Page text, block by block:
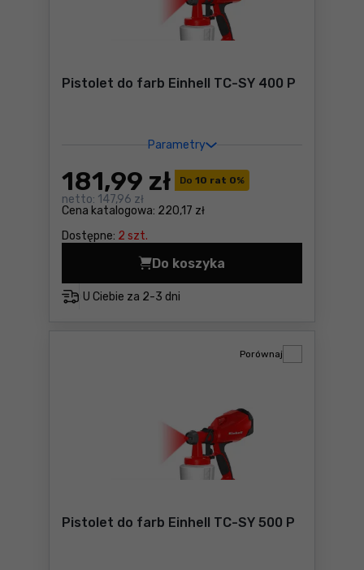
Pistolet do farb Einhell TC-SY 400 P
Parametry
Do 10 rat 0%
Cena katalogowa: 220,17 zł
181,99 zł
netto: 147,96 zł
Dostępne: 2 szt.
U Ciebie za 2-3 dni
Do koszyka
Pistolet do farb Einhell TC-
Pistolet do farb Einhell TC-SY 500 P
Porównaj